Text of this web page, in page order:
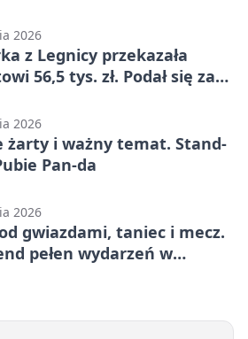
2026
z Legnicy przekazała
56,5 tys. zł. Podał się za
2026
żarty i ważny temat. Stand-
Pan-da
2026
gwiazdami, taniec i mecz.
pełen wydarzeń w